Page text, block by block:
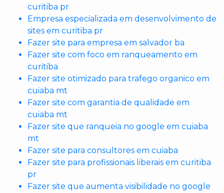
curitiba pr
Empresa especializada em desenvolvimento de
sites em curitiba pr
Fazer site para empresa em salvador ba
Fazer site com foco em ranqueamento em
curitiba
Fazer site otimizado para trafego organico em
cuiaba mt
Fazer site com garantia de qualidade em
cuiaba mt
Fazer site que ranqueia no google em cuiaba
mt
Fazer site para consultores em cuiaba
Fazer site para profissionais liberais em curitiba
pr
Fazer site que aumenta visibilidade no google